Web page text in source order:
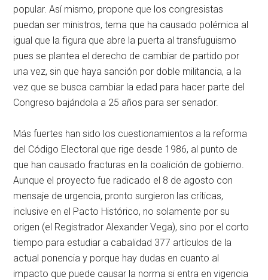
popular. Así mismo, propone que los congresistas
puedan ser ministros, tema que ha causado polémica al
igual que la figura que abre la puerta al transfuguismo
pues se plantea el derecho de cambiar de partido por
una vez, sin que haya sanción por doble militancia, a la
vez que se busca cambiar la edad para hacer parte del
Congreso bajándola a 25 años para ser senador.
Más fuertes han sido los cuestionamientos a la reforma
del Código Electoral que rige desde 1986, al punto de
que han causado fracturas en la coalición de gobierno.
Aunque el proyecto fue radicado el 8 de agosto con
mensaje de urgencia, pronto surgieron las críticas,
inclusive en el Pacto Histórico, no solamente por su
origen (el Registrador Alexander Vega), sino por el corto
tiempo para estudiar a cabalidad 377 artículos de la
actual ponencia y porque hay dudas en cuanto al
impacto que puede causar la norma si entra en vigencia